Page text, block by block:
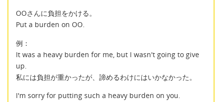
OOさんに負担をかける。
Put a burden on OO.
例：
It was a heavy burden for me, but I wasn't going to give
up.
私には負担が重かったが、諦めるわけにはいかなかった。
I'm sorry for putting such a heavy burden on you.